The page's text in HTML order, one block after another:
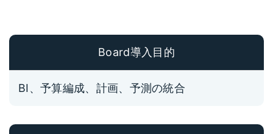
Board導入目的
BI、予算編成、計画、予測の統合